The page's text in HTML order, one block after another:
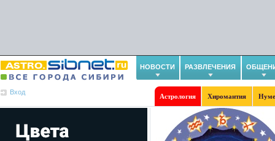
НОВОСТИ РАЗВЛЕЧЕНИЯ
Вход
Астрология Хиромантия